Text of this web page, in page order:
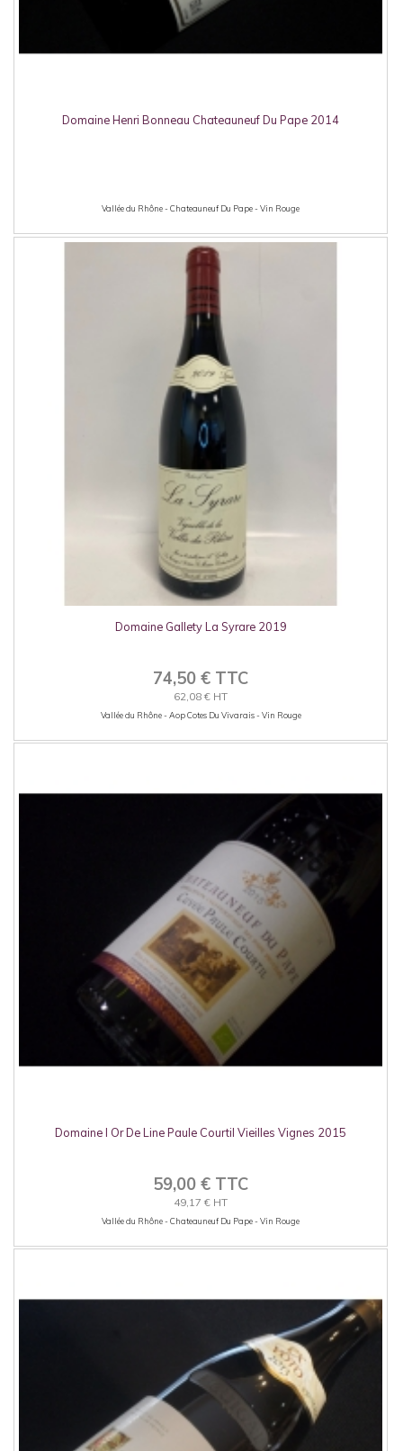
Domaine Henri Bonneau Chateauneuf Du Pape 2014
Vallée du Rhône - Chateauneuf Du Pape - Vin Rouge
Domaine Gallety La Syrare 2019
74,50 € TTC
62,08 € HT
Vallée du Rhône - Aop Cotes Du Vivarais - Vin Rouge
Domaine l Or De Line Paule Courtil Vieilles Vignes 2015
59,00 € TTC
49,17 € HT
Vallée du Rhône - Chateauneuf Du Pape - Vin Rouge